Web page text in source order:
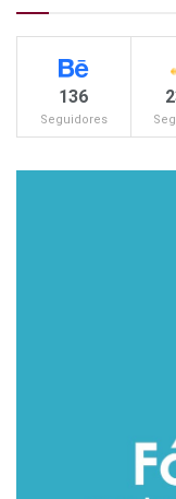
136
Seguidores